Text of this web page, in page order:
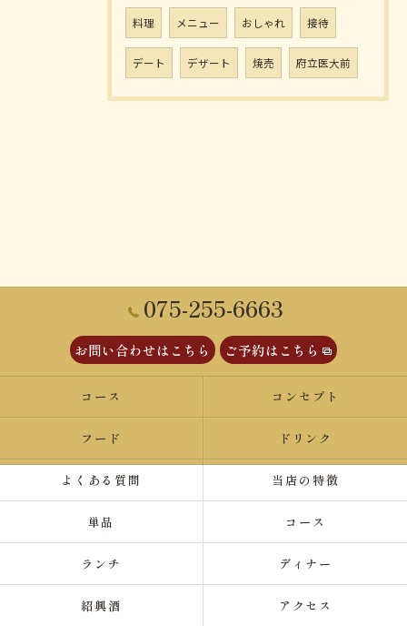
料理 メニュー おしゃれ 接待
デート デザート 焼売 府立医大前
075-255-6663
お問い合わせはこちら ご予約はこちら
コース コンセプト
フード ドリンク
よくある質問 当店の特徴
単品 コース
ランチ ディナー
紹興酒 アクセス